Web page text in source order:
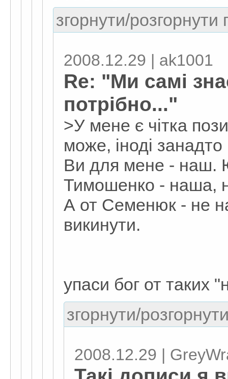
згорнути/розгорнути
2008.12.29 | ak1001
Re: "Ми самі
потрібно..."
>У мене є чітка
може, іноді
Ви для мене - наш.
Тимошенко - наша,
А от Семенюк - не
викинути.
упаси бог от таких
згорнути/
2008.12.29 |